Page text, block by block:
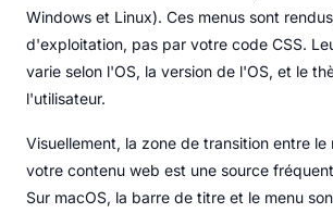
Windows et Linux). Ces menus sont
d'exploitation, pas par votre code CSS.
varie selon l'OS, la version de l'OS, et le
l'utilisateur.
Visuellement, la zone de transition entre le
votre contenu web est une source
Sur macOS, la barre de titre et le menu